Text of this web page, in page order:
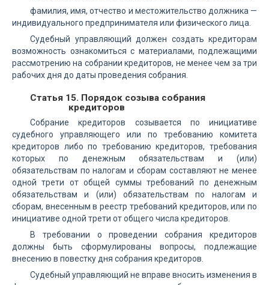
фамилия, имя, отчество и местожительство должника —
индивидуального предпринимателя или физического лица.
Судебный управляющий должен создать кредиторам
возможность ознакомиться с материалами, подлежащими
рассмотрению на собрании кредиторов, не менее чем за три
рабочих дня до даты проведения собрания.
Статья 15. Порядок созыва собрания
кредиторов
Собрание кредиторов созывается по инициативе
судебного управляющего или по требованию комитета
кредиторов либо по требованию кредиторов, требования
которых по денежным обязательствам и (или)
обязательствам по налогам и сборам составляют не менее
одной трети от общей суммы требований по денежным
обязательствам и (или) обязательствам по налогам и
сборам, внесенным в реестр требований кредиторов, или по
инициативе одной трети от общего числа кредиторов.
В требовании о проведении собрания кредиторов
должны быть сформулированы вопросы, подлежащие
внесению в повестку дня собрания кредиторов.
Судебный управляющий не вправе вносить изменения в